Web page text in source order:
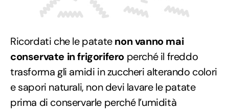
Ricordati che le patatenon vanno mai
conservate in frigorifero perché il freddo
trasforma gli amidi in zuccheri alterando colori
e sapori naturali, non devi lavare le patate
prima di conservarle perché l’umidità